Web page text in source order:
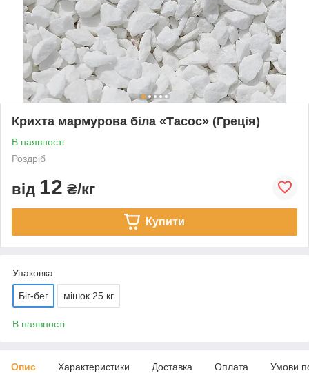
Крихта мармурова біла «Тасос» (Греція)
В наявності
Роздріб
від 12 ₴/кг
Купити
Упаковка
Біг-бег мішок 25 кг
В наявності
Опис Характеристики Доставка Оплата Умови